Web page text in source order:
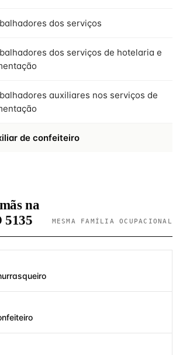
dos serviços
dos serviços de hotelaria e
auxiliares nos serviços de
de confeiteiro
na
5135
MESMA FAMÍLIA OCUPACIONAL